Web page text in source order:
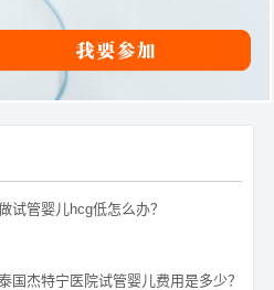
试管婴儿hcg低怎么办？
国杰特宁医院试管婴儿费用是多少？